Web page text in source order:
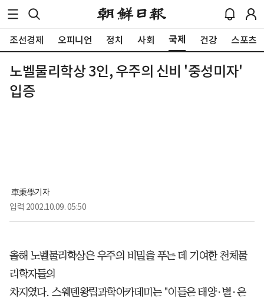
조선경제 오피니언 정치 사회 국제 건강 스포츠
노벨물리학상 3인, 우주의 신비 '중성미자'
입증
車秉學기자
입력 2002.10.09. 05:50
올해 노벨물리학상은 우주의 비밀을 푸는 데 기여한 천체물
리학자들의
차지였다. 스웨덴왕립과학아카데미는 "이들은 태양·별·은